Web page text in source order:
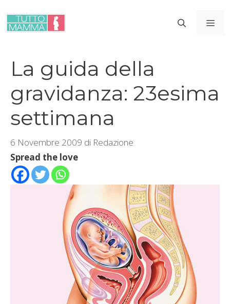
contenuto
La guida della
gravidanza: 23esima
settimana
6 Novembre 2009 di Redazione
Spread the love